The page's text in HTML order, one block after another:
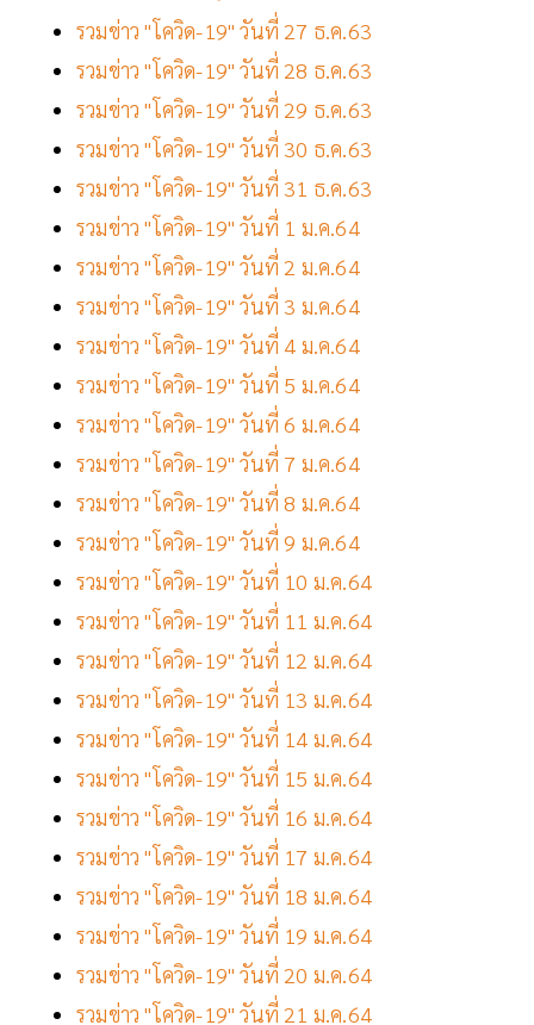
รวมข่าว "โควิด-19" วันที่ 27 ธ.ค.63
รวมข่าว "โควิด-19" วันที่ 28 ธ.ค.63
รวมข่าว "โควิด-19" วันที่ 29 ธ.ค.63
รวมข่าว "โควิด-19" วันที่ 30 ธ.ค.63
รวมข่าว "โควิด-19" วันที่ 31 ธ.ค.63
รวมข่าว "โควิด-19" วันที่ 1 ม.ค.64
รวมข่าว "โควิด-19" วันที่ 2 ม.ค.64
รวมข่าว "โควิด-19" วันที่ 3 ม.ค.64
รวมข่าว "โควิด-19" วันที่ 4 ม.ค.64
รวมข่าว "โควิด-19" วันที่ 5 ม.ค.64
รวมข่าว "โควิด-19" วันที่ 6 ม.ค.64
รวมข่าว "โควิด-19" วันที่ 7 ม.ค.64
รวมข่าว "โควิด-19" วันที่ 8 ม.ค.64
รวมข่าว "โควิด-19" วันที่ 9 ม.ค.64
รวมข่าว "โควิด-19" วันที่ 10 ม.ค.64
รวมข่าว "โควิด-19" วันที่ 11 ม.ค.64
รวมข่าว "โควิด-19" วันที่ 12 ม.ค.64
รวมข่าว "โควิด-19" วันที่ 13 ม.ค.64
รวมข่าว "โควิด-19" วันที่ 14 ม.ค.64
รวมข่าว "โควิด-19" วันที่ 15 ม.ค.64
รวมข่าว "โควิด-19" วันที่ 16 ม.ค.64
รวมข่าว "โควิด-19" วันที่ 17 ม.ค.64
รวมข่าว "โควิด-19" วันที่ 18 ม.ค.64
รวมข่าว "โควิด-19" วันที่ 19 ม.ค.64
รวมข่าว "โควิด-19" วันที่ 20 ม.ค.64
รวมข่าว "โควิด-19" วันที่ 21 ม.ค.64